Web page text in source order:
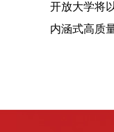
开放大学将
内涵式高质